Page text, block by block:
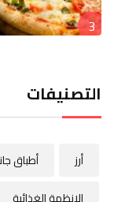
3
التصنيفات
أطباق